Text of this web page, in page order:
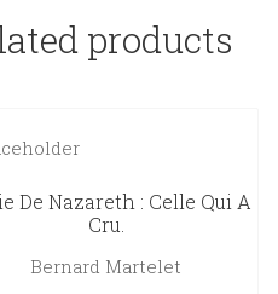
products
De Nazareth : Celle Qui A
Cru.
Bernard Martelet